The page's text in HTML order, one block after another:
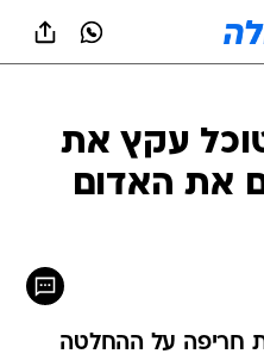
עקץ את
את האדום
חריפה על ההחלטה